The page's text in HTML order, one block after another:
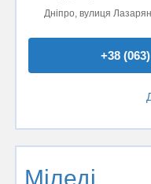
Дніпро, вулиця
+38
Міледі